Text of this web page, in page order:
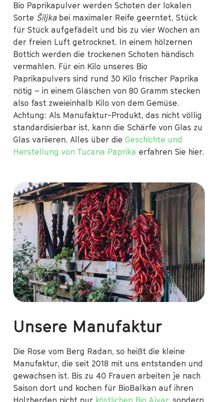
Bio Paprikapulver werden Schoten der lokalen
Sorte Šiljkabei maximaler Reife geerntet, Stück
für Stück aufgefädelt und bis zu vier Wochen an
der freien Luft getrocknet. In einem hölzernen
Bottich werden die trockenen Schoten händisch
vermahlen. Für ein Kilo unseres Bio
Paprikapulvers sind rund 30 Kilo frischer Paprika
nötig – in einem Gläschen von 80 Gramm stecken
also fast zweieinhalb Kilo von dem Gemüse.
Achtung: Als Manufaktur-Produkt, das nicht völlig
standardisierbar ist, kann die Schärfe von Glas zu
Glas variieren. Alles über die Geschichte und
Herstellung von Tucana Paprika erfahren Sie hier.
Unsere Manufaktur
Die Rose vom Berg Radan, so heißt die kleine
Manufaktur, die seit 2018 mit uns entstanden und
gewachsen ist. Bis zu 40 Frauen arbeiten je nach
Saison dort und kochen für BioBalkan auf ihren
Holzherden nicht nur köstlichen Bio Ajvar, sondern